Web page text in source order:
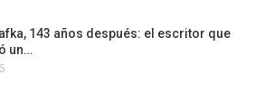
143 años después: el escritor que
un…